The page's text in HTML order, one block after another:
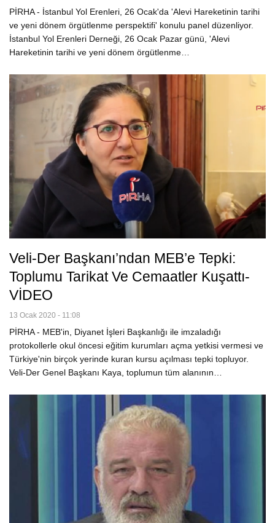
PİRHA - İstanbul Yol Erenleri, 26 Ocak'da 'Alevi Hareketinin tarihi
ve yeni dönem örgütlenme perspektifi' konulu panel düzenliyor.
İstanbul Yol Erenleri Derneği, 26 Ocak Pazar günü, 'Alevi
Hareketinin tarihi ve yeni dönem örgütlenme…
Veli-Der Başkanı’ndan MEB’e Tepki:
Toplumu Tarikat Ve Cemaatler Kuşattı-
VİDEO
13 Ocak 2020 - 11:08
PİRHA - MEB'in, Diyanet İşleri Başkanlığı ile imzaladığı
protokollerle okul öncesi eğitim kurumları açma yetkisi vermesi ve
Türkiye'nin birçok yerinde kuran kursu açılması tepki topluyor.
Veli-Der Genel Başkanı Kaya, toplumun tüm alanının…